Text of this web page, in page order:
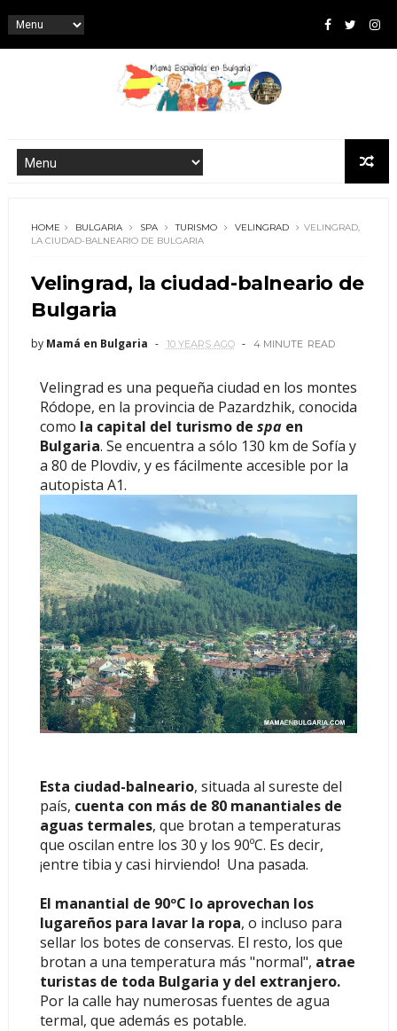
HOME BULGARIA SPA TURISMO VELINGRAD
VELINGRAD,
LA CIUDAD-BALNEARIO DE BULGARIA
Velingrad, la ciudad-balneario de
Bulgaria
by Mamá en Bulgaria 10 YEARS AGO 4 MINUTE READ
Velingrad es una pequeña ciudad en los montes
Ródope, en la provincia de Pazardzhik, conocida
como la capital del turismo de spa en
Bulgaria. Se encuentra a sólo 130 km de Sofía y
a 80 de Plovdiv, y es fácilmente accesible por la
autopista A1.
Esta ciudad-balneario, situada al sureste del
país, cuenta con más de 80 manantiales de
aguas termales, que brotan a temperaturas
que oscilan entre los 30 y los 90ºC. Es decir,
¡entre tibia y casi hirviendo! Una pasada.
El manantial de 90ºC lo aprovechan los
lugareños para lavar la ropa, o incluso para
sellar los botes de conservas. El resto, los que
brotan a una temperatura más "normal", atrae
turistas de toda Bulgaria y del extranjero.
Por la calle hay numerosas fuentes de agua
termal, que además es potable.